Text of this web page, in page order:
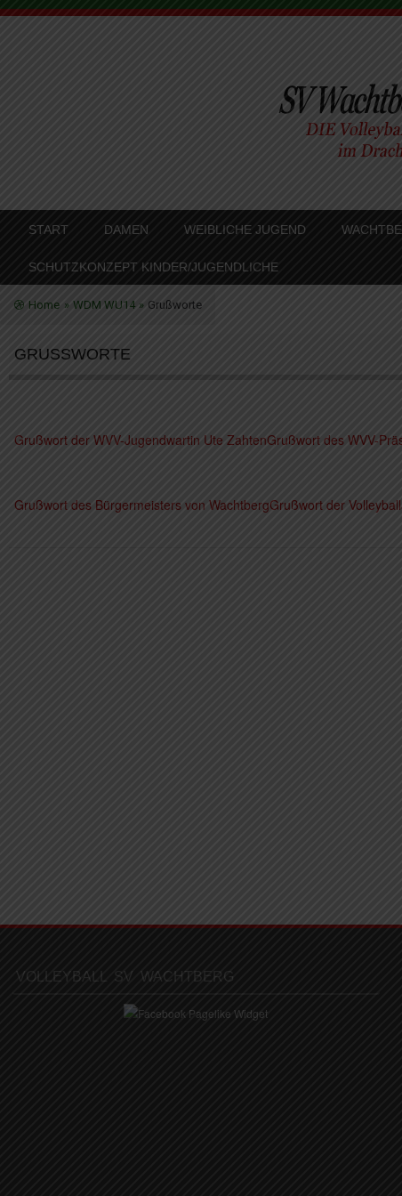
START DAMEN WEIBLICHE JUGEND
SCHUTZKONZEPT KINDER/JUGENDLICHE
Home » WDM WU14 » Grußworte
GRUSSWORTE
Grußwort der WVV-Jugendwartin Ute ZahtenGrußwort des WVV-
Grußwort des Bürgermeisters von WachtbergGrußwort der
VOLLEYBALL SV WACHTBERG